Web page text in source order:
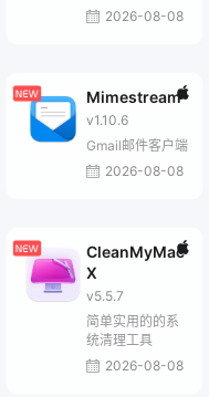
2026-08-08
Mimestream
v1.10.6
Gmail邮件客户端
2026-08-08
CleanMyMac
X
v5.5.7
简单实用的的系
统清理工具
2026-08-08